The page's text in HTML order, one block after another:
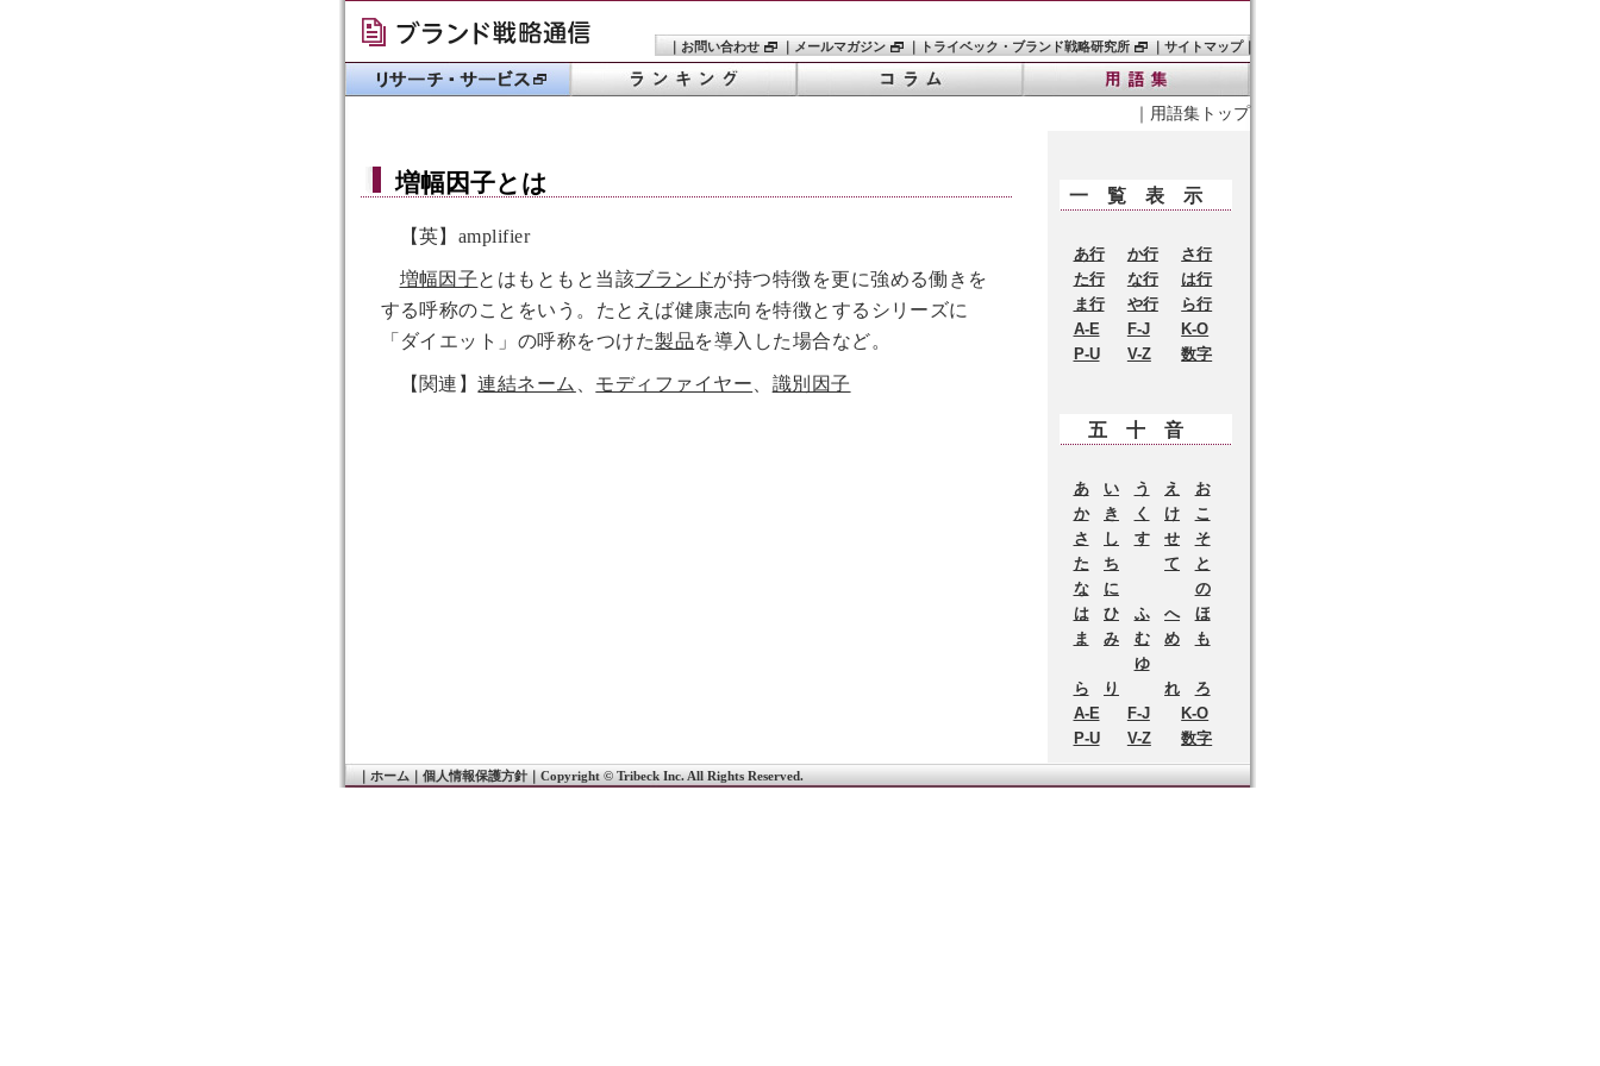
｜ お問い合わせ ｜ メールマガジン ｜ トライベック・ブランド戦略研究所 ｜ サイトマップ｜
｜ 用語集トップ
増幅因子とは
【英】amplifier
増幅因子とはもともと当該ブランドが持つ特徴を更に強める働きを
する呼称のことをいう。たとえば健康志向を特徴とするシリーズに
「ダイエット」の呼称をつけた製品を導入した場合など。
【関連】連結ネーム モディファイヤー 識別因子
一覧表示
あ行 か行
さ行
た行
な行
は行
ま行
や行
ら行
A-E
F-J
K-O
P-U
V-Z 数字
五十音
あ い う え
お
か
き く け
こ
さ
し す せ
そ
た
ち て
と
な
に
の
は
ひ ふ へ
ほ
ま
み む め
も
ゆ
ら
り れ
ろ
A-E
F-J
K-O
P-U
V-Z 数字
ホーム｜ 個人情報保護方針｜ Copyright © Tribeck Inc. All Rights Reserved.